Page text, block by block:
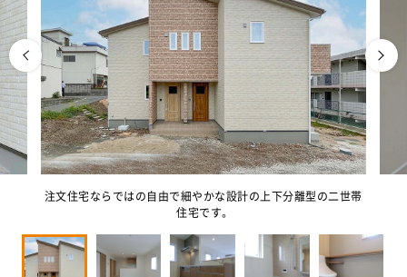
注文住宅ならではの自由で細やかな設計の上下分離型の二世帯
住宅です。